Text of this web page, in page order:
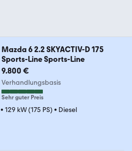
Mazda 6 2.2 SKYACTIV-D 175
Sports-Line Sports-Line
9.800 €
Verhandlungsbasis
Sehr guter Preis
• 129 kW (175 PS) • Diesel